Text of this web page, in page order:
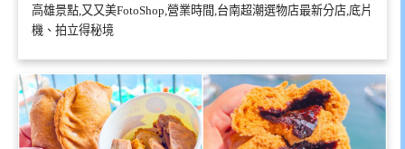
高雄景點,又又美FotoShop,營業時間,台南超潮選物店最新分店,底片
機、拍立得秘境